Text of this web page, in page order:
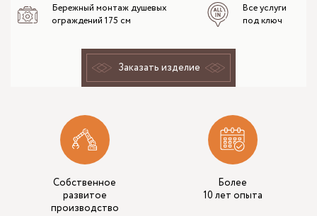
Бережный монтаж душевых
ограждений 175 см
Все услуги
под ключ
Заказать изделие
Собственное
развитое
производство
Более
10 лет опыта